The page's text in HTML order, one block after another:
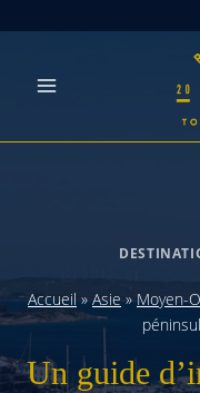
Accueil »Asie »Moyen-
Un guide